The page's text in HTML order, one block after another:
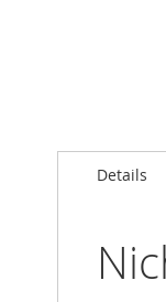
to
images
Details